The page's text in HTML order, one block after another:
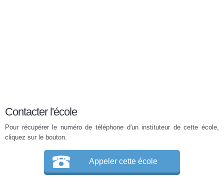
Contacter l'école
Pour récupérer le numéro de téléphone d'un instituteur de cette école,
cliquez sur le bouton.
Appeler cette école